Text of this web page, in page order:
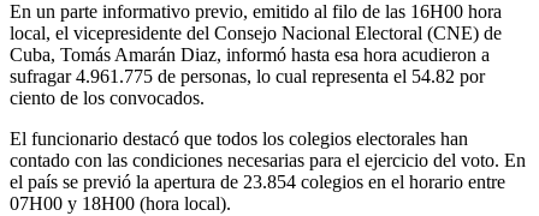
En un parte informativo previo, emitido al filo de las 16H00 hora
local, el vicepresidente del Consejo Nacional Electoral (CNE) de
Cuba, Tomás Amarán Diaz, informó hasta esa hora acudieron a
sufragar 4.961.775 de personas, lo cual representa el 54.82 por
ciento de los convocados.
El funcionario destacó que todos los colegios electorales han
contado con las condiciones necesarias para el ejercicio del voto. En
el país se previó la apertura de 23.854 colegios en el horario entre
07H00 y 18H00 (hora local).